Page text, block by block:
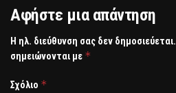
Αφήστε μια απάντηση
Η ηλ. διεύθυνση σας δεν δημοσιεύεται.
σημειώνονται με *
Σχόλιο *